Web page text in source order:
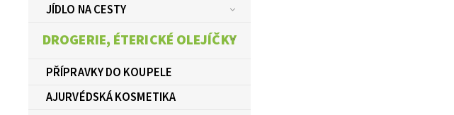
JÍDLO NA CESTY
DROGERIE, ÉTERICKÉ OLEJÍČKY
PŘÍPRAVKY DO KOUPELE
AJURVÉDSKÁ KOSMETIKA